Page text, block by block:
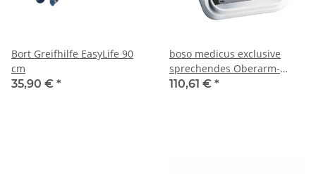
Bort Greifhilfe EasyLife 90
cm
35,90 € *
boso medicus exclusive
sprechendes Oberarm-
Blutdruckmessgerät
110,61 € *